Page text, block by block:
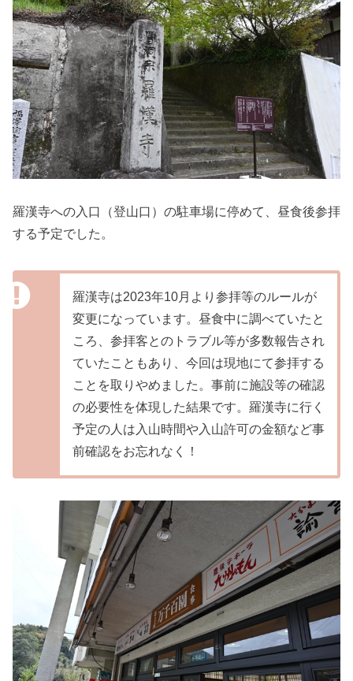
羅漢寺への入口（登山口）の駐車場に停めて、昼食後参拝
する予定でした。
羅漢寺は2023年10月より参拝等のルールが
変更になっています。昼食中に調べていたと
ころ、参拝客とのトラブル等が多数報告され
ていたこともあり、今回は現地にて参拝する
ことを取りやめました。事前に施設等の確認
の必要性を体現した結果です。羅漢寺に行く
予定の人は入山時間や入山許可の金額など事
前確認をお忘れなく！